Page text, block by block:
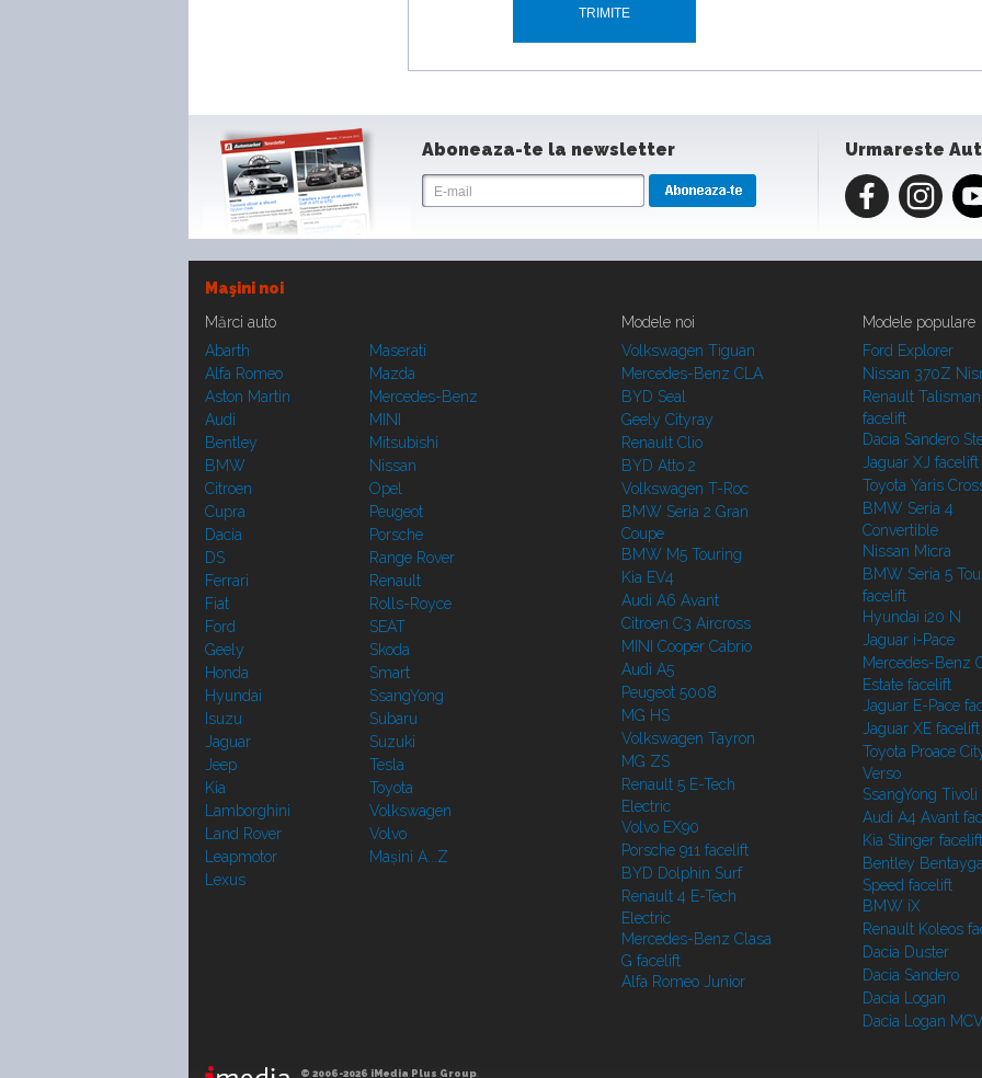
Aboneaza-te la newsletter Urmareste
Maşini noi
Mărci auto
Abarth
Alfa Romeo
Aston Martin
Audi
Bentley
BMW
Citroen
Cupra
Dacia
DS
Ferrari
Fiat
Ford
Geely
Honda
Hyundai
Isuzu
Jaguar
Jeep
Kia
Lamborghini
Land Rover
Leapmotor
Lexus
Maserati
Mazda
Mercedes-Benz
MINI
Mitsubishi
Nissan
Opel
Peugeot
Porsche
Range Rover
Renault
Rolls-Royce
SEAT
Skoda
Smart
SsangYong
Subaru
Suzuki
Tesla
Toyota
Volkswagen
Volvo
Mașini A...Z
Modele noi
Volkswagen Tiguan
Mercedes-Benz CLA
BYD Seal
Geely Cityray
Renault Clio
BYD Atto 2
Volkswagen T-Roc
BMW Seria 2 Gran
Coupe
BMW M5 Touring
Kia EV4
Audi A6 Avant
Citroen C3 Aircross
MINI Cooper Cabrio
Audi A5
Peugeot 5008
MG HS
Volkswagen Tayron
MG ZS
Renault 5 E-Tech
Electric
Volvo EX90
Porsche 911 facelift
BYD Dolphin Surf
Renault 4 E-Tech
Electric
Mercedes-Benz Clasa
G facelift
Alfa Romeo Junior
Modele populare
Ford Explorer
Nissan 370Z
Renault
facelift
Dacia Sandero
Jaguar XJ facelift
Toyota Yaris
BMW Seria 4
Convertible
Nissan Micra
BMW Seria 5
facelift
Hyundai i20 N
Jaguar i-Pace
Mercedes-Benz
Estate facelift
Jaguar E-Pace
Jaguar XE facelift
Toyota Proace
Verso
SsangYong
Audi A4 Avant
Kia Stinger facelift
Bentley Bentayga
Speed facelift
BMW iX
Renault Koleos
Dacia Duster
Dacia Sandero
Dacia Logan
Dacia Logan MCV
© 2006-2026 iMedia Plus Group